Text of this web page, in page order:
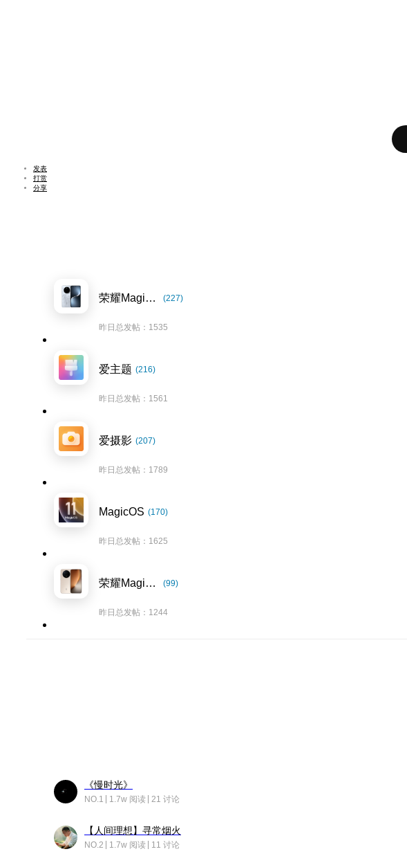
发表
打赏
分享
荣耀Magic7系列 (227)
昨日总发帖：1535
爱主题 (216)
昨日总发帖：1561
爱摄影 (207)
昨日总发帖：1789
MagicOS (170)
昨日总发帖：1625
荣耀Magic8系列 (99)
昨日总发帖：1244
《慢时光》
NO.1 1.7w 阅读 21 讨论
【人间理想】寻常烟火
NO.2 1.7w 阅读 11 讨论